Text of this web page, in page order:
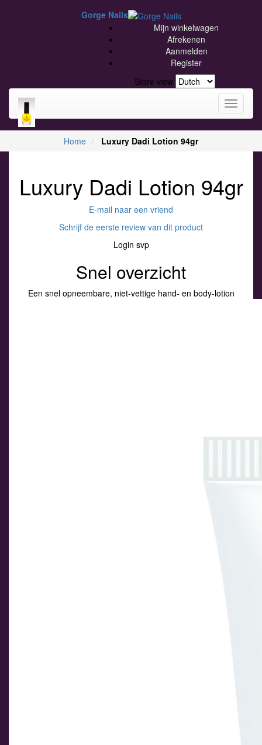
Gorge Nails
Mijn winkelwagen
Afrekenen
Aanmelden
Register
Store view
Toggle
Home Luxury Dadi Lotion 94gr
Luxury Dadi Lotion 94gr
E-mail naar een vriend
Schrijf de eerste review van dit product
Login svp
Snel overzicht
Een snel opneembare, niet-vettige hand- en body-lotion